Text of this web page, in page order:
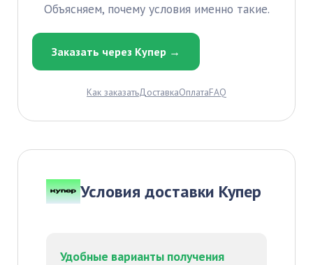
Объясняем, почему условия именно такие.
Заказать через Купер →
Как заказатьДоставкаОплатаFAQ
Условия доставки Купер
Удобные варианты получения